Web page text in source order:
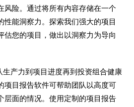
风险。通过将所有内容存储在一个
性能洞察力。探索我们强大的项目
估您的项目，做出以洞察力为导向
产力到项目进度再到投资组合健康
项目报告软件可帮助团队以高度可
层面的情况。使用定制的项目报告